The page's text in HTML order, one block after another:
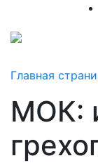
Главная
МОК: